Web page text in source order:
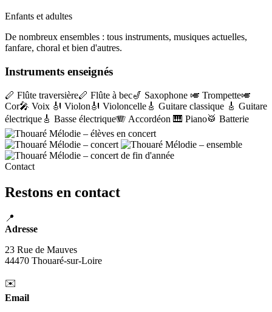
Enfants et adultes
De nombreux ensembles : tous instruments, musiques actuelles,
fanfare, choral et bien d'autres.
Instruments enseignés
🪈 Flûte traversière🪈 Flûte à bec🎷 Saxophone 🎺 Trompette🎺
Cor🎤 Voix 🎻 Violon🎻 Violoncelle 🎸 Guitare classique 🎸 Guitare
électrique 🎸 Basse électrique🪗 Accordéon 🎹 Piano🥁 Batterie
Contact
Restons en contact
📍
Adresse
23 Rue de Mauves
44470 Thouaré-sur-Loire
✉️
Email